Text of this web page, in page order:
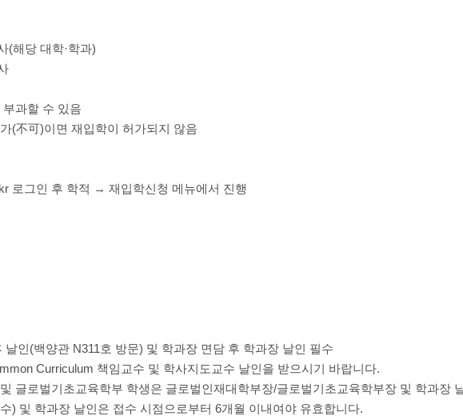
(해당 대학·학과)
과할 수 있음
(不可)이면 재입학이 허가되지 않음
로그인 후 학적 → 재입학신청 메뉴에서 진행
인(백양관 N311호 방문) 및 학과장 면담 후 학과장 날인 필수
Curriculum 책임교수 및 학사지도교수 날인을 받으시기 바랍니다.
글로벌기초교육학부 학생은 글로벌인재대학부장/글로벌기초교육학부장 및 학과장
) 및 학과장 날인은 접수 시점으로부터 6개월 이내여야 유효합니다.